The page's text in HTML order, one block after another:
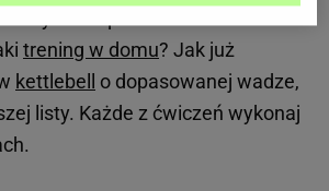
trening w domu? Jak już
kettlebell
o dopasowanej wadze,
listy. Każde z ćwiczeń wykonaj